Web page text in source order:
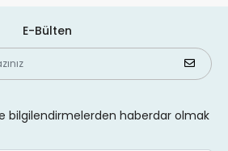
E-Bülten
bilgilendirmelerden haberdar olmak